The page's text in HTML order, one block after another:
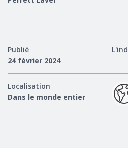
Publié
24 février 2024
Localisation
Dans le monde entier